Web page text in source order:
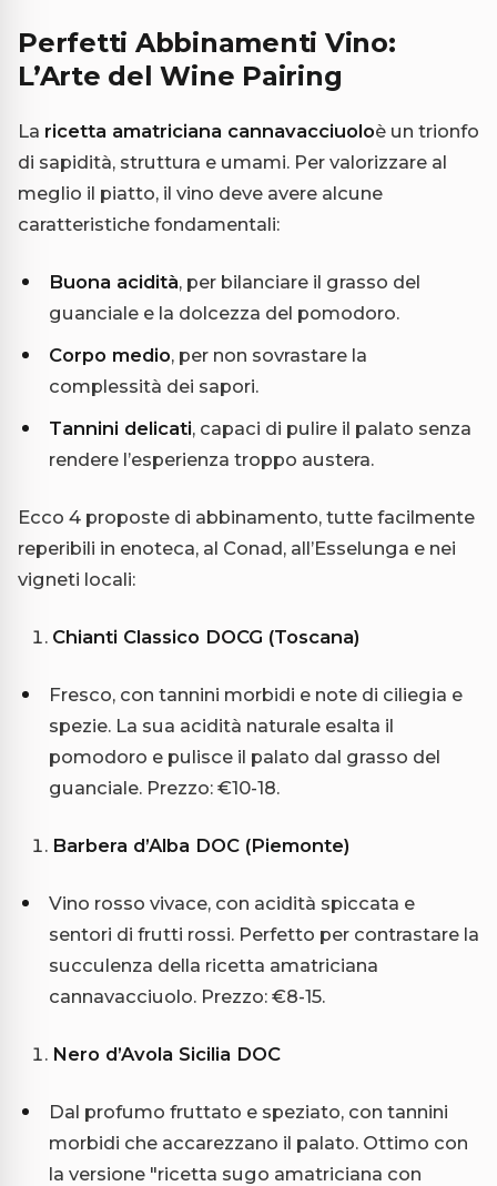
Perfetti Abbinamenti Vino:
L’Arte del Wine Pairing
La ricetta amatriciana cannavacciuoloè un trionfo
di sapidità, struttura e umami. Per valorizzare al
meglio il piatto, il vino deve avere alcune
caratteristiche fondamentali:
Buona acidità, per bilanciare il grasso del
guanciale e la dolcezza del pomodoro.
Corpo medio, per non sovrastare la
complessità dei sapori.
Tannini delicati, capaci di pulire il palato senza
rendere l’esperienza troppo austera.
Ecco 4 proposte di abbinamento, tutte facilmente
reperibili in enoteca, al Conad, all’Esselunga e nei
vigneti locali:
Chianti Classico DOCG (Toscana)
Fresco, con tannini morbidi e note di ciliegia e
spezie. La sua acidità naturale esalta il
pomodoro e pulisce il palato dal grasso del
guanciale. Prezzo: €10-18.
Barbera d’Alba DOC (Piemonte)
Vino rosso vivace, con acidità spiccata e
sentori di frutti rossi. Perfetto per contrastare la
succulenza della ricetta amatriciana
cannavacciuolo. Prezzo: €8-15.
Nero d’Avola Sicilia DOC
Dal profumo fruttato e speziato, con tannini
morbidi che accarezzano il palato. Ottimo con
la versione "ricetta sugo amatriciana con